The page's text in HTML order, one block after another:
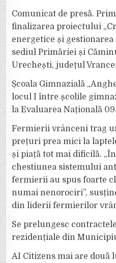
Comunicat de presă.
finalizarea proiectului
energetice și
sediul Primăriei și
Urechești, județul
Școala Gimnazială
locul I între școlile
la Evaluarea Națională
Fermierii vrânceni trag
prețuri prea mici la
și piață tot mai dificilă.
chestiunea sistemului
fermierii au spus foarte
numai nenorociri”,
din liderii fermierilor
Se prelungesc
rezidențiale din
AI Citizens mai are două